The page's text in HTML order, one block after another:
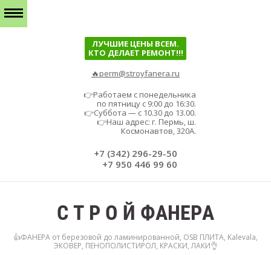
ЛУЧШИЕ ЦЕНЫ ВСЕМ.
КТО ДЕЛАЕТ РЕМОНТ!!!
🔥perm@stroyfanera.ru
👉Работаем с понедельника
по пятницу с 9:00 до 16:30.
👉Суббота — с 10.30 до 13.00.
👉Наш адрес: г. Пермь, ш.
Космонавтов, 320А.
+7 (342) 296-29-50
+7 950 446 99 60
С Т Р О Й ФАНЕРА
👍ФАНЕРА от березовой до ламинированной, OSB ПЛИТА, Kalevala,
ЭКОВЕР, ПЕНОПОЛИСТИРОЛ, КРАСКИ, ЛАКИ👌